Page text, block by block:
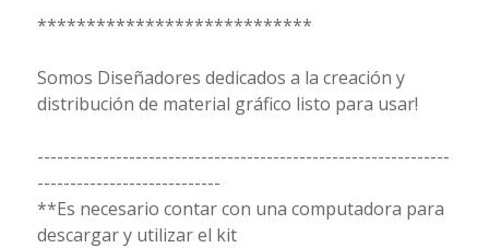
****************************
Somos Diseñadores dedicados a la creación y
distribución de material gráfico listo para usar!
---------------------------------------------------------------
----------------------------
**Es necesario contar con una computadora para
descargar y utilizar el kit